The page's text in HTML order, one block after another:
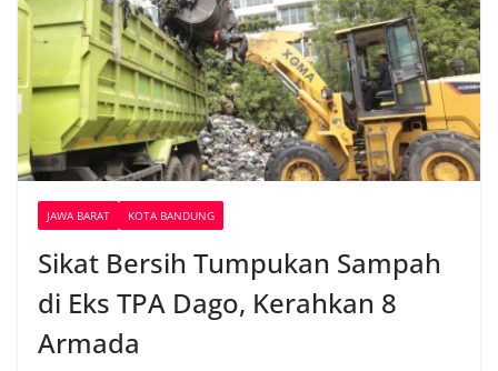
JAWA BARAT KOTA BANDUNG
Sikat Bersih Tumpukan Sampah
di Eks TPA Dago, Kerahkan 8
Armada